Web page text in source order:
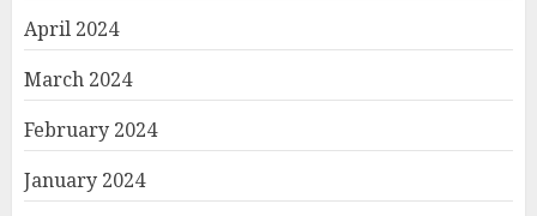
April 2024
March 2024
February 2024
January 2024